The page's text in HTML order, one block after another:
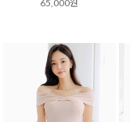
65,000원